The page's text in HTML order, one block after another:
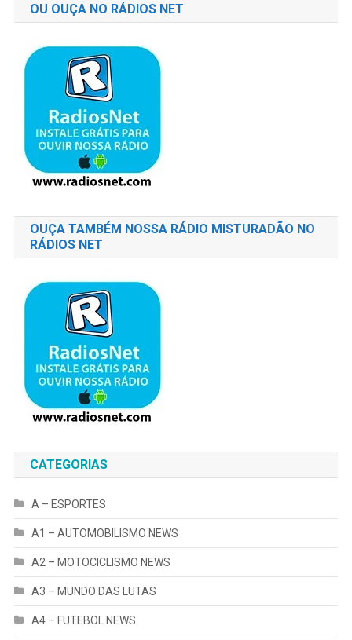
OU OUÇA NO RÁDIOS NET
OUÇA TAMBÉM NOSSA RÁDIO MISTURADÃO NO
RÁDIOS NET
CATEGORIAS
A – ESPORTES
A1 – AUTOMOBILISMO NEWS
A2 – MOTOCICLISMO NEWS
A3 – MUNDO DAS LUTAS
A4 – FUTEBOL NEWS